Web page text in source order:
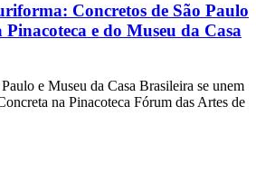
Concretos de São Paulo
Pinacoteca e do Museu da Casa
e Museu da Casa Brasileira se unem
na Pinacoteca Fórum das Artes de